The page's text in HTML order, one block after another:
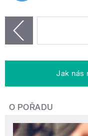
Jak nás
O POŘADU